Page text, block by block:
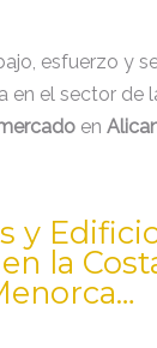
esfuerzo y
en el sector de
en
y
la